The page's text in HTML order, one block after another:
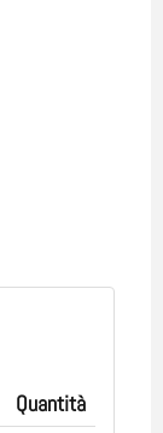
Quantità